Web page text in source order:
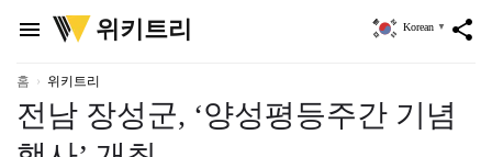
menu
위
키
리
위키트리 share
Korean ▼
홈 위키트리
전남 장성군, ‘양성평등주간 기념